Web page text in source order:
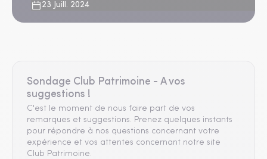
23 Juill. 2024
Sondage Club Patrimoine - A vos
suggestions !
C'est le moment de nous faire part de vos
remarques et suggestions. Prenez quelques instants
pour répondre à nos questions concernant votre
expérience et vos attentes concernant notre site
Club Patrimoine.